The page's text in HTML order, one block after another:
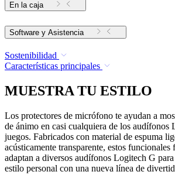
En la caja
Software y Asistencia
Sostenibilidad
Características principales
MUESTRA TU ESTILO
Los protectores de micrófono te ayudan a
de ánimo en casi cualquiera de los audífonos
juegos. Fabricados con material de espuma
acústicamente transparente, estos
adaptan a diversos audífonos Logitech G
estilo personal con una nueva línea de